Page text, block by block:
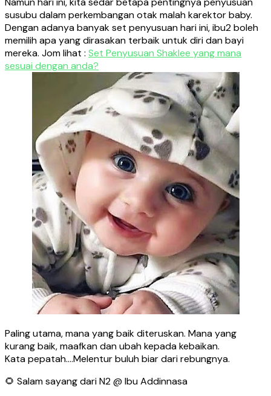
susubu dalam perkembangan otak malah karektor baby.
Dengan adanya banyak set penyusuan hari ini, ibu2 boleh
memilih apa yang dirasakan terbaik untuk diri dan bayi
mereka. Jom lihat : Set Penyusuan Shaklee yang mana
sesuai dengan anda?
Paling utama, mana yang baik diteruskan. Mana yang
kurang baik, maafkan dan ubah kepada kebaikan.
Kata pepatah….Melentur buluh biar dari rebungnya.
🌻 Salam sayang dari N2 @ Ibu Addinnasa